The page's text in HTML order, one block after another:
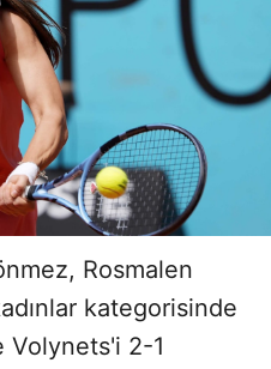
Rosmalen
kategorisinde
Volynets'i 2-1